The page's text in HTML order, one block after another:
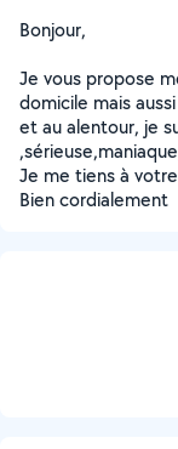
Bonjour,
Je vous propose
domicile mais
et au alentour, je
Je me tiens à
Bien cordialement